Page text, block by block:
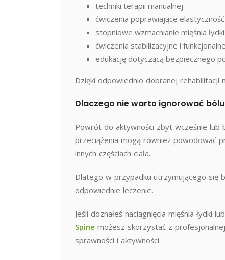
techniki terapii manualnej
ćwiczenia poprawiające
stopniowe wzmacnianie mięśnia łydki
ćwiczenia stabilizacyjne i funkcjonalne
edukację dotyczącą bezpiecznego
Dzięki odpowiednio dobranej rehabilitacji
Dlaczego nie warto ignorować bólu
Powrót do aktywności zbyt wcześnie lub
przeciążenia mogą również powodować
innych częściach ciała.
Dlatego w przypadku utrzymującego się
odpowiednie leczenie.
Jeśli doznałeś naciągnięcia mięśnia
Spine możesz skorzystać z
sprawności i aktywności.